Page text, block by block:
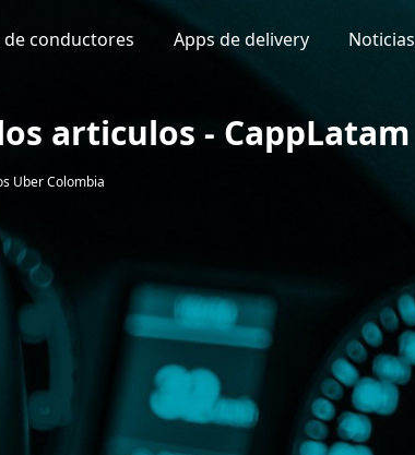
de conductores Apps de delivery Noticias
articulos - CappLatam
Uber Colombia